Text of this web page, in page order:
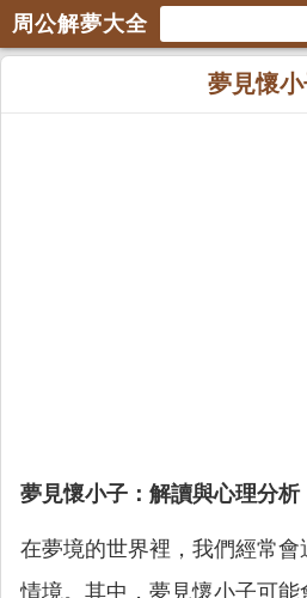
周公解夢大全
夢見懷
夢見懷小子：解讀與心理分析
在夢境的世界裡，我們經常
情境。其中，夢見懷小子可